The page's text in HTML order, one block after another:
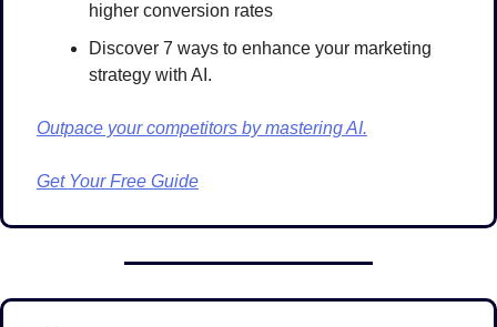
higher conversion rates
Discover 7 ways to enhance your marketing
strategy with AI.
Outpace your competitors by mastering AI.
Get Your Free Guide